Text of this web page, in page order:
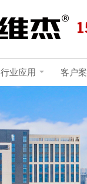
行业应用 客户